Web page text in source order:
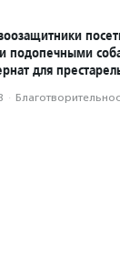
подопечными
для
·